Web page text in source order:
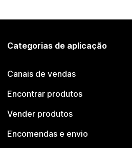
Categorias de aplicação
Canais de vendas
Encontrar produtos
Vender produtos
Encomendas e envio